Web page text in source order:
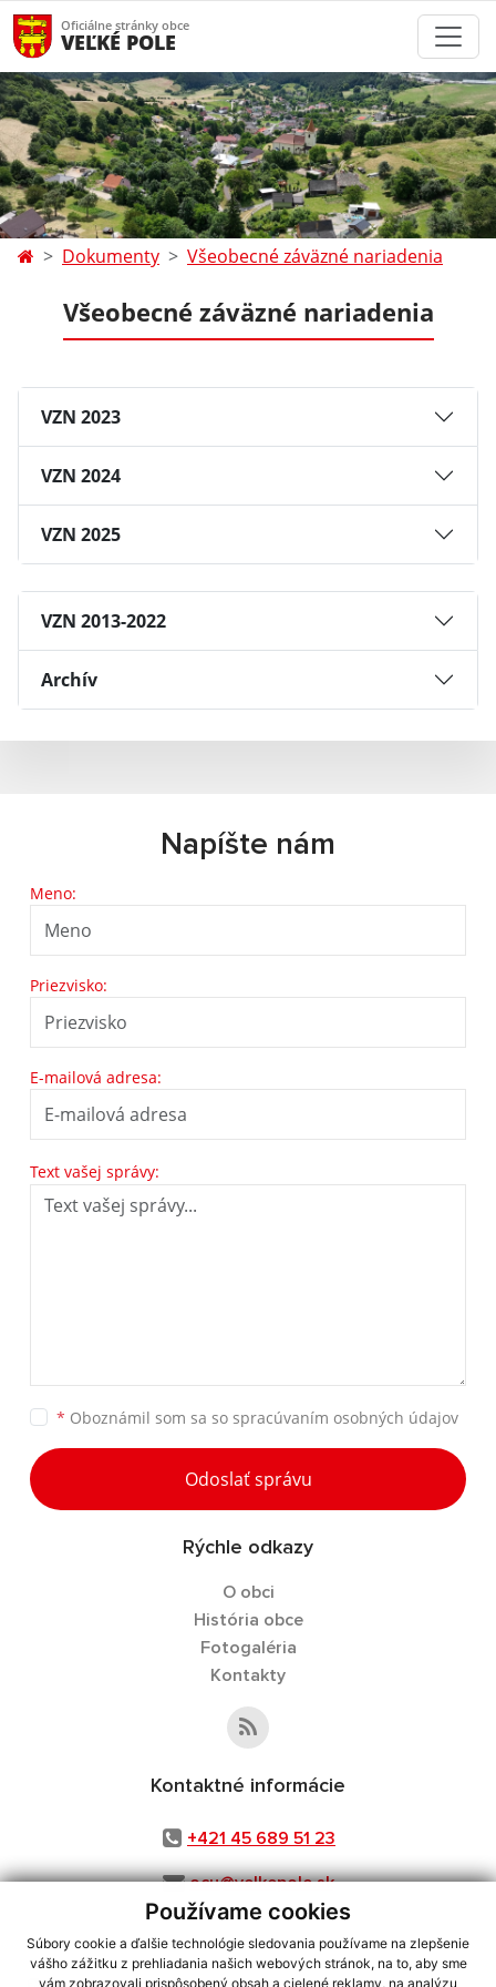
Používame cookies
Súbory cookie a ďalšie technológie sledovania používame na zlepšenie
vášho zážitku z prehliadania našich webových stránok, na to, aby sme
vám zobrazovali prispôsobený obsah a cielené reklamy, na analýzu
Oficiálne stránky obce
VEĽKÉ POLE
Dokumenty Všeobecné záväzné nariadenia
Všeobecné záväzné nariadenia
VZN 2023
VZN 2024
VZN 2025
VZN 2013-2022
Archív
Napíšte nám
Meno:
Priezvisko:
E-mailová adresa:
Text vašej správy:
* Oboznámil som sa so spracúvaním osobných údajov
Odoslať správu
Rýchle odkazy
O obci
História obce
Fotogaléria
Kontakty
Kontaktné informácie
+421 45 689 51 23
ocu@velkepole.sk